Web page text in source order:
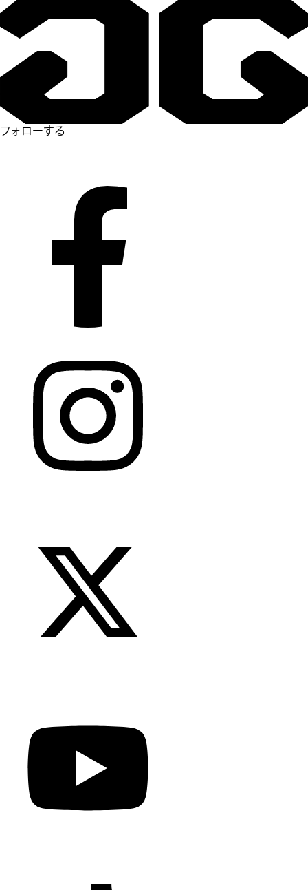
フォローする